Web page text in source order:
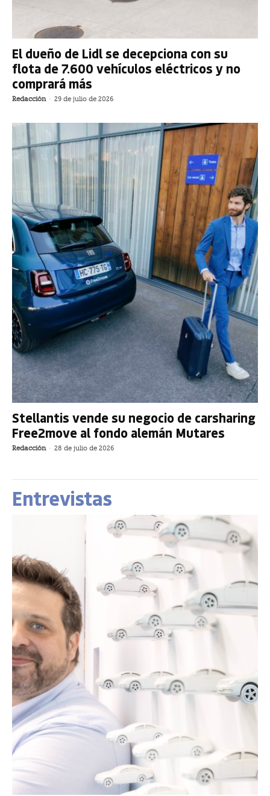
El dueño de Lidl se decepciona con su
flota de 7.600 vehículos eléctricos y no
comprará más
Redacción - 29 de julio de 2026
Stellantis vende su negocio de carsharing
Free2move al fondo alemán Mutares
Redacción - 28 de julio de 2026
Entrevistas